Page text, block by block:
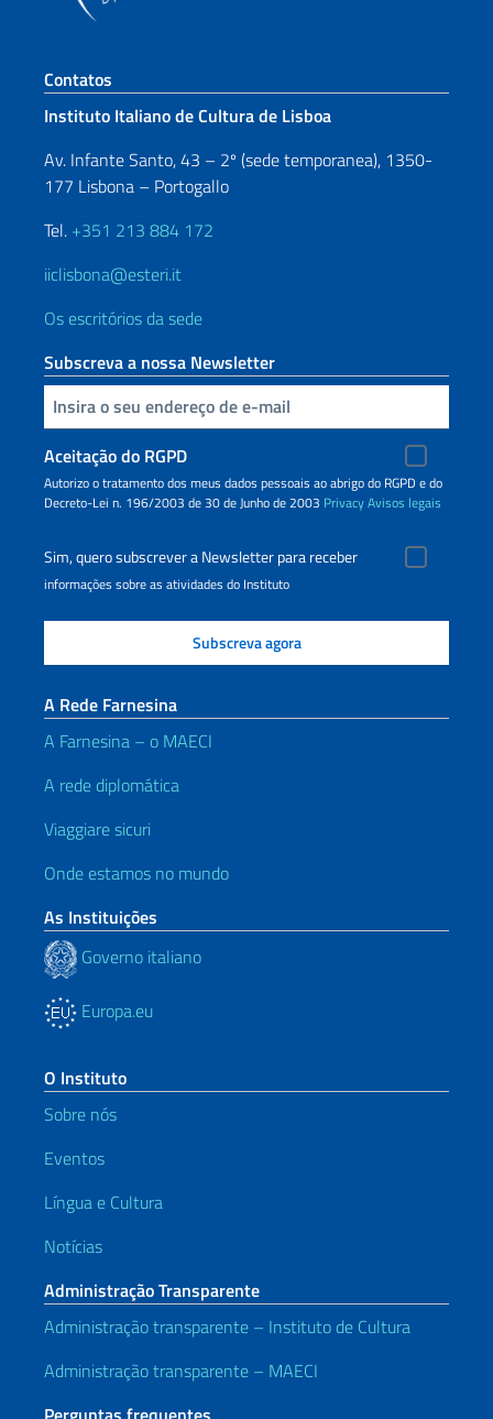
Seção de rodapé
Contatos
Instituto Italiano de Cultura de Lisboa
Av. Infante Santo, 43 – 2º (sede temporanea), 1350-
177 Lisbona – Portogallo
Tel. +351 213 884 172
iiclisbona@esteri.it
Os escritórios da sede
Subscreva a nossa Newsletter
Inserisci la tua email
Aceitação do RGPD
Autorizo o tratamento dos meus dados pessoais ao abrigo do RGPD e do
Decreto-Lei n. 196/2003 de 30 de Junho de 2003 PrivacyAvisos legais
Sim, quero subscrever a Newsletter para receber
informações sobre as atividades do Instituto
A Rede Farnesina
A Farnesina – o MAECI
A rede diplomática
Viaggiare sicuri
Onde estamos no mundo
As Instituições
Governo italiano
Europa.eu
O Instituto
Sobre nós
Eventos
Língua e Cultura
Notícias
Administração Transparente
Administração transparente – Instituto de Cultura
Administração transparente – MAECI